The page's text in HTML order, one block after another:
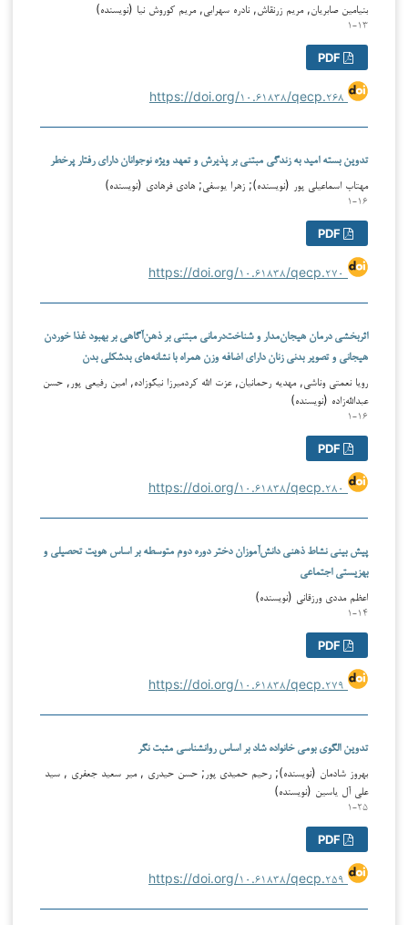
بنیامین صابریان, مریم زرنقاش, نادره سهرابی, مریم کوروش نیا (نویسنده)
۱-۱۳
https://doi.org/۱۰.۶۱۸۳۸/qecp.۲۶۸
تدوین بسته امید به زندگی مبتنی بر پذیرش و تعهد ویژه نوجوانان دارای رفتار پرخطر
مهتاب اسماعیلی پور (نویسنده); زهرا یوسفی; هادی فرهادی (نویسنده)
۱-۱۶
https://doi.org/۱۰.۶۱۸۳۸/qecp.۲۷۰
اثربخشی درمان هیجان‌مدار و شناخت‌درمانی مبتنی بر ذهن‌آگاهی بر بهبود غذا خوردن
هیجانی و تصویر بدنی زنان دارای اضافه وزن همراه با نشانه‌های بدشکلی بدن
رویا نعمتی وناشی, مهدیه رحمانیان, عزت الله کردمیرزا نیکوزاده, امین رفیعی پور, حسن
عبدالله‌زاده (نویسنده)
۱-۱۶
https://doi.org/۱۰.۶۱۸۳۸/qecp.۲۸۰
پیش‌ بینی نشاط ذهنی دانش‌آموزان دختر دوره دوم متوسطه بر اساس هویت تحصیلی و
بهزیستی اجتماعی
اعظم مددی ورزقانی (نویسنده)
۱-۱۴
https://doi.org/۱۰.۶۱۸۳۸/qecp.۲۷۹
تدوین الگوی بومی خانواده شاد بر اساس روانشناسی مثبت نگر
بهروز شادمان (نویسنده); رحیم حمیدی پور; حسن حیدری , میر سعید جعفری , سید
علی آل یاسین (نویسنده)
۱-۲۵
https://doi.org/۱۰.۶۱۸۳۸/qecp.۲۵۹